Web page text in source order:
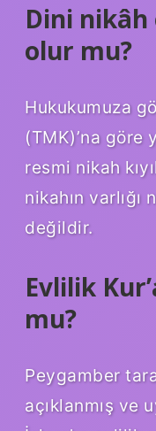
Dini
olur mu?
Hukukumuza
(TMK)’na göre
resmi nikah
nikahın
değildir.
Evlilik
mu?
Peygamber
açıklanmış ve